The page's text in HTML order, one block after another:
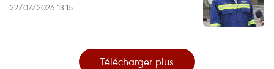
22/07/2026 13:15
Télécharger plus